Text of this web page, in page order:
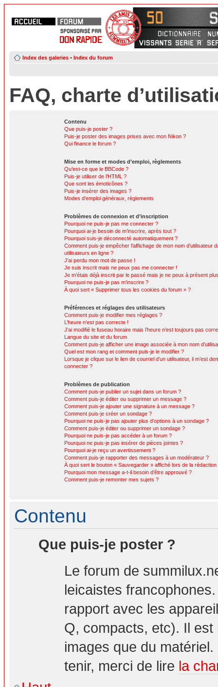
Index des galeries • Index du forum
FAQ, charte
Contenu
Que puis-je poster ?
Puis-je poster des images prises avec mon Nikon ?
Qui finance le forum ?
Mise en forme et modes d’emploi, règlements
Qu’est-ce que le BBCode ?
Puis-je utiliser de l’HTML ?
Que sont les émoticônes ?
Puis-je insérer des images ?
Modes d’emploi généraux, règlements
Problèmes de connexion et d’inscription
Pourquoi ne puis-je pas me connecter ?
Pourquoi ai-je besoin de m’inscrire, après tout ?
Pourquoi suis-je déconnecté automatiquement ?
Comment puis-je empêcher l’affichage de mon nom d’utilisateur
utilisateurs en ligne ?
J’ai perdu mon mot de passe !
Je suis inscrit mais ne peux pas me connecter !
Je m’étais déjà inscrit par le passé mais je ne peux à présent
Pourquoi ne puis-je pas m’inscrire ?
À quoi sert « Supprimer tous les cookies du forum » ?
Préférences et réglages des utilisateurs
Comment puis-je modifier mes réglages ?
L’heure n’est pas correcte !
J’ai modifié le fuseau horaire mais l’heure n’est toujours pas
Langue du site et du forum
Comment puis-je afficher une image associée à mon nom
Quel est mon rang et comment puis-je le modifier ?
Lorsque je clique sur le lien de courriel d’un utilisateur, il m’est
connecter ?
Problèmes de publication
Comment puis-je publier un sujet dans un forum ?
Comment puis-je éditer ou supprimer un message ?
Comment puis-je ajouter une signature à un message ?
Comment puis-je créer un sondage ?
Pourquoi ne puis-je pas ajouter plus d’options à un sondage ?
Comment puis-je éditer ou supprimer un sondage ?
Pourquoi ne puis-je pas accéder à un forum ?
Pourquoi ne puis-je pas insérer de pièces jointes ?
Pourquoi ai-je reçu un avertissement ?
Comment puis-je rapporter des messages à un modérateur ?
À quoi sert le bouton « Sauvegarder » affiché lors de la rédaction
Pourquoi mon message a-t-il besoin d’être approuvé ?
Comment puis-je remonter mes sujets ?
Contenu
Que puis-je poster ?
Le forum de
leicaistes
rapport avec les
Q, compacts, etc). Il
images que du
tenir, merci de lire la